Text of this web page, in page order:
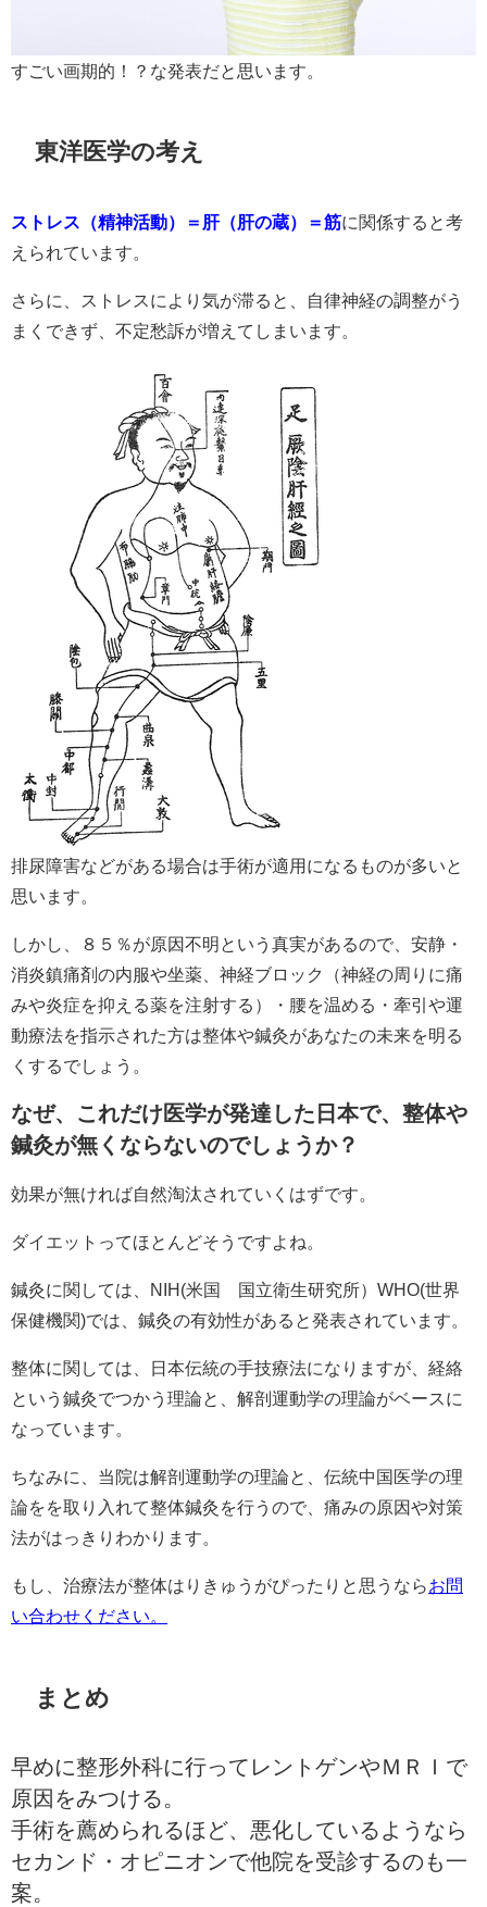
すごい画期的！？な発表だと思います。
東洋医学の考え
ストレス（精神活動）＝肝（肝の蔵）＝筋に関係すると考
えられています。
さらに、ストレスにより気が滞ると、自律神経の調整がう
まくできず、不定愁訴が増えてしまいます。
排尿障害などがある場合は手術が適用になるものが多いと
思います。
しかし、８５％が原因不明という真実があるので、安静・
消炎鎮痛剤の内服や坐薬、神経ブロック（神経の周りに痛
みや炎症を抑える薬を注射する）・腰を温める・牽引や運
動療法を指示された方は整体や鍼灸があなたの未来を明る
くするでしょう。
なぜ、これだけ医学が発達した日本で、整体や
鍼灸が無くならないのでしょうか？
効果が無ければ自然淘汰されていくはずです。
ダイエットってほとんどそうですよね。
鍼灸に関しては、NIH(米国 国立衛生研究所）WHO(世界
保健機関)では、鍼灸の有効性があると発表されています。
整体に関しては、日本伝統の手技療法になりますが、経絡
という鍼灸でつかう理論と、解剖運動学の理論がベースに
なっています。
ちなみに、当院は解剖運動学の理論と、伝統中国医学の理
論をを取り入れて整体鍼灸を行うので、痛みの原因や対策
法がはっきりわかります。
もし、治療法が整体はりきゅうがぴったりと思うなら お問
い合わせください。
まとめ
早めに整形外科に行ってレントゲンやＭＲＩで
原因をみつける。
手術を薦められるほど、悪化しているようなら
セカンド・オピニオンで他院を受診するのも一
案。